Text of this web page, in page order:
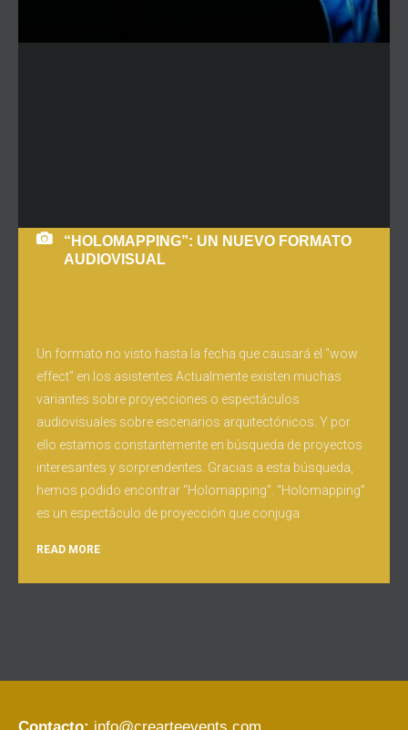
“HOLOMAPPING”: UN NUEVO FORMATO
AUDIOVISUAL
Un formato no visto hasta la fecha que causará el “wow
effect” en los asistentes Actualmente existen muchas
variantes sobre proyecciones o espectáculos
audiovisuales sobre escenarios arquitectónicos. Y por
ello estamos constantemente en búsqueda de proyectos
interesantes y sorprendentes. Gracias a esta búsqueda,
hemos podido encontrar “Holomapping”. “Holomapping”
es un espectáculo de proyección que conjuga
READ MORE